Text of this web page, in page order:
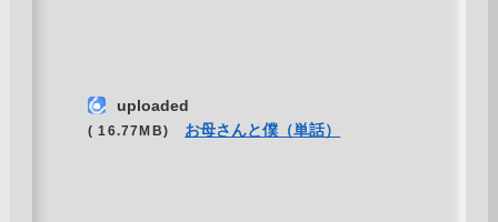
uploaded
( 16.77MB) お母さんと僕（単話）